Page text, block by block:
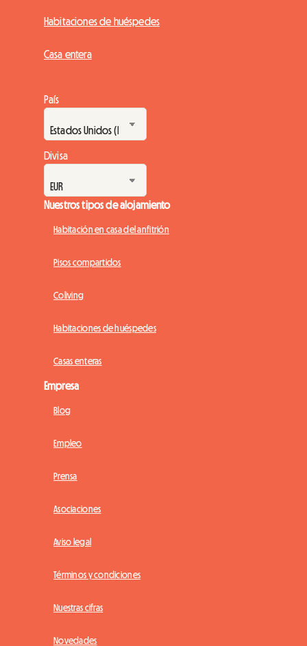
Habitaciones de huéspedes
Casa entera
País
Divisa
Nuestros tipos de alojamiento
Habitación en casa del anfitrión
Pisos compartidos
Coliving
Habitaciones de huéspedes
Casas enteras
Empresa
Blog
Empleo
Prensa
Asociaciones
Aviso legal
Términos y condiciones
Nuestras cifras
Novedades